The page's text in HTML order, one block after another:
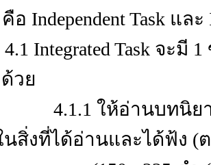
อ Independent Task และ
4.1 Integrated Task จะมี
วย
อ่านบทนิยาม แล้ว
นสิ่งที่ได้อ่านและได้ฟ้ง